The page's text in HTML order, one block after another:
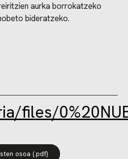
aurka borrokatzeko
bideratzeko.
files/
osoa (.pdf)